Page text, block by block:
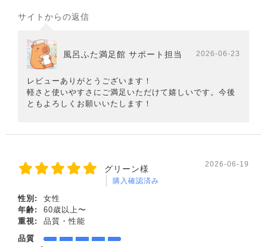
サイトからの返信
風呂ふた満足館 サポート担当 2026-06-23
レビューありがとうございます！
軽さと使いやすさにご満足いただけて嬉しいです。今後
ともよろしくお願いいたします！
グリーン様
購入確認済み
2026-06-19
性別:
女性
年齢:
60歳以上〜
重視:
品質・性能
品質